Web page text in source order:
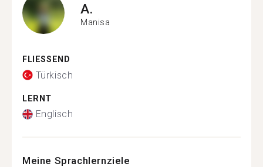
A.
Manisa
FLIESSEND
Türkisch
LERNT
Englisch
Meine Sprachlernziele